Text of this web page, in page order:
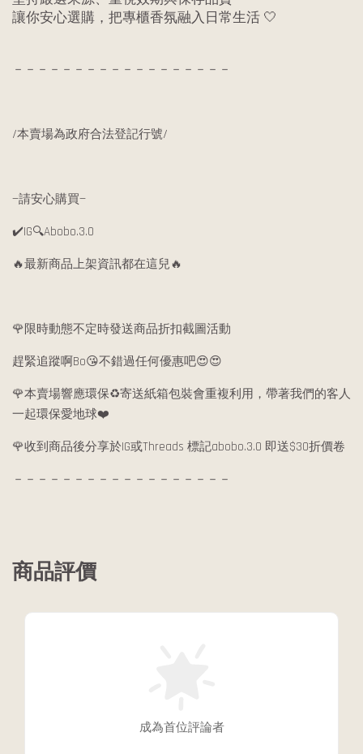
讓你安心選購，把專櫃香氛融入日常生活 🤍
－－－－－－－－－－－－－－－－－－
/本賣場為政府合法登記行號/
—請安心購買—
✔️IG🔍Abobo.3.0
🔥最新商品上架資訊都在這兒🔥
🌹限時動態不定時發送商品折扣截圖活動
趕緊追蹤啊Bo😘不錯過任何優惠吧😍😍
🌹本賣場響應環保♻️寄送紙箱包裝會重複利用，帶著我們的客人
一起環保愛地球❤️
🌹收到商品後分享於IG或Threads 標記abobo.3.0 即送$30折價卷
－－－－－－－－－－－－－－－－－－
商品評價
成為首位評論者